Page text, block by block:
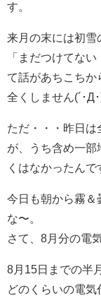
す。
来月の末には初雪
「まだつけてな
て話があちこち
全くしません(´･Д･)
ただ・・・昨日は
が、うち含め一
くはなかったんで
今日も朝から霧＆
な〜。
さて、8月分の電
8月15日までの半
どのくらいの電